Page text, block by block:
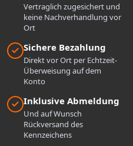
Vertraglich zugesichert und
keine Nachverhandlung vor
Ort
Sichere Bezahlung
Direkt vor Ort per Echtzeit-
Überweisung auf dem
Konto
Inklusive Abmeldung
Und auf Wunsch
Rückversand des
Kennzeichens